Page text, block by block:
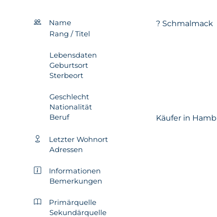
Name ? Schmalmack
Rang / Titel
Lebensdaten
Geburtsort
Sterbeort
Geschlecht
Nationalität
Beruf
Käufer in
Letzter Wohnort
Adressen
Informationen
Bemerkungen
Primärquelle
Sekundärquelle